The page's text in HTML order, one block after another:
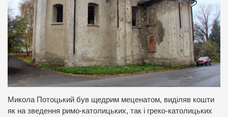
Микола Потоцький був щедрим меценатом, виділяв кошти
як на зведення римо-католицьких, так і греко-католицьких